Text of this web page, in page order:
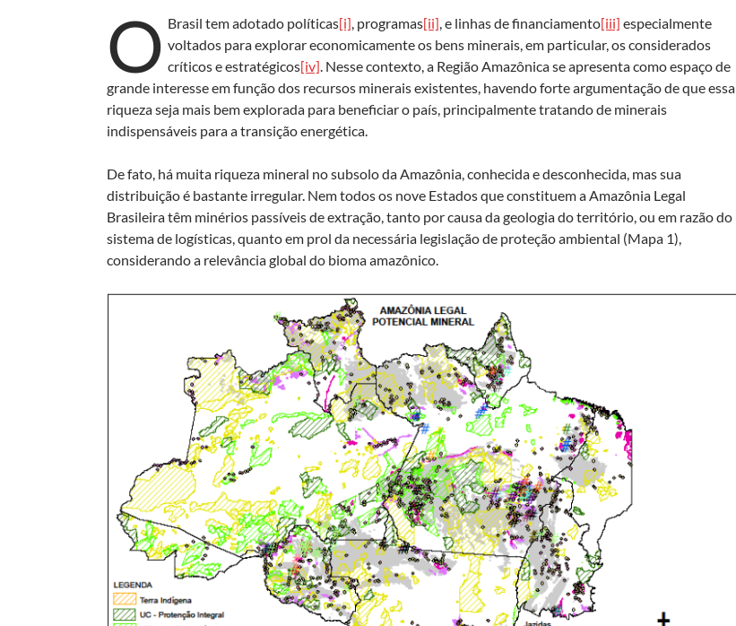
n o
k
p
p
O Brasil tem adotado políticas[i] , programas[ii] , e linhas de financiamento[iii] especialmente
voltados para explorar economicamente os bens minerais, em particular, os considerados
críticos e estratégicos[iv] . Nesse contexto, a Região Amazônica se apresenta como espaço de
grande interesse em função dos recursos minerais existentes, havendo forte argumentação de que essa
riqueza seja mais bem explorada para beneficiar o país, principalmente tratando de minerais
indispensáveis para a transição energética.
De fato, há muita riqueza mineral no subsolo da Amazônia, conhecida e desconhecida, mas sua
distribuição é bastante irregular. Nem todos os nove Estados que constituem a Amazônia Legal
Brasileira têm minérios passíveis de extração, tanto por causa da geologia do território, ou em razão do
sistema de logísticas, quanto em prol da necessária legislação de proteção ambiental (Mapa 1),
considerando a relevância global do bioma amazônico.